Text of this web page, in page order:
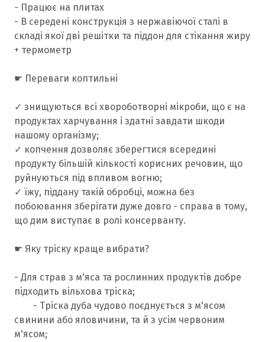
- Працює на плитах
- В середені конструкція з нержавіючої сталі в
складі якої дві решітки та піддон для стікання жиру
+ термометр
☛ Переваги коптильні
✓ знищуються всі хвороботворні мікроби, що є на
продуктах харчування і здатні завдати шкоди
нашому організму;
✓ копчення дозволяє зберегтися всередині
продукту більшій кількості корисних речовин, що
руйнуються під впливом вогню;
✓ їжу, піддану такій обробці, можна без
побоювання зберігати дуже довго - справа в тому,
що дим виступає в ролі консерванту.
☛ Яку тріску краще вибрати?
- Для страв з м'яса та рослинних продуктів добре
підходить вільхова тріска;
- Тріска дуба чудово поєднується з м'ясом
свинини або яловичини, та й з усім червоним
м'ясом;